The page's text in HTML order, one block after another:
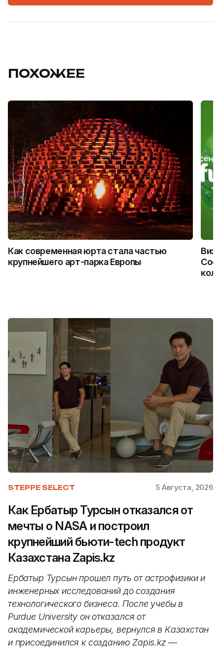
ПОХОЖЕЕ
Как современная юрта стала частью
крупнейшего арт-парка Европы
STEPPE SELECT 5 Августа, 2026
Как Ербатыр Турсын отказался от
мечты о NASA и построил
крупнейший бьюти-tech продукт
Казахстана Zapis.kz
Ербатыр Турсын прошел путь от астрофизики и
инженерных исследований до создания
технологического бизнеса. После учебы в
Purdue University он отказался от
академической карьеры, вернулся в Казахстан
и присоединился к созданию Zapis.kz —